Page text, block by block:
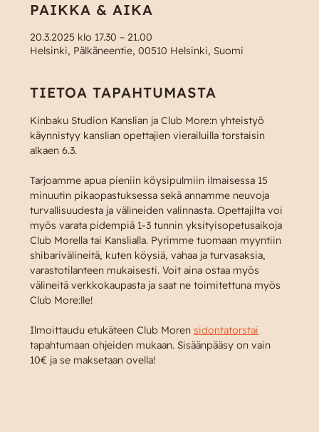
PAIKKA & AIKA
20.3.2025 klo 17.30 – 21.00
Helsinki, Pälkäneentie, 00510 Helsinki, Suomi
TIETOA TAPAHTUMASTA
Kinbaku Studion Kanslian ja Club More:n yhteistyö
käynnistyy kanslian opettajien vierailuilla torstaisin
alkaen 6.3.
Tarjoamme apua pieniin köysipulmiin ilmaisessa 15
minuutin pikaopastuksessa sekä annamme neuvoja
turvallisuudesta ja välineiden valinnasta. Opettajilta voi
myös varata pidempiä 1-3 tunnin yksityisopetusaikoja
Club Morella tai Kanslialla. Pyrimme tuomaan myyntiin
shibarivälineitä, kuten köysiä, vahaa ja turvasaksia,
varastotilanteen mukaisesti. Voit aina ostaa myös
välineitä verkkokaupasta ja saat ne toimitettuna myös
Club More:lle!
Ilmoittaudu etukäteen Club Moren sidontatorstai
tapahtumaan ohjeiden mukaan. Sisäänpääsy on vain
10€ ja se maksetaan ovella!